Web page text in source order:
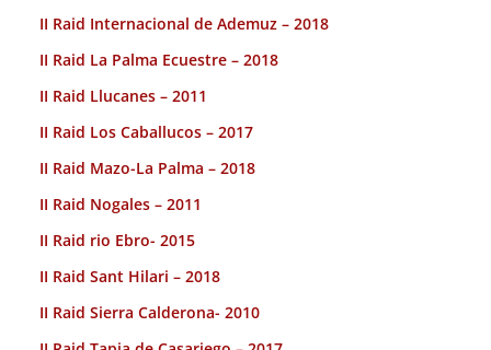
II Raid Internacional de Ademuz – 2018
II Raid La Palma Ecuestre – 2018
II Raid Llucanes – 2011
II Raid Los Caballucos – 2017
II Raid Mazo-La Palma – 2018
II Raid Nogales – 2011
II Raid rio Ebro- 2015
II Raid Sant Hilari – 2018
II Raid Sierra Calderona- 2010